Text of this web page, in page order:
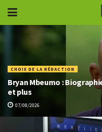
CHOIX DE LA RÉDACTION
Bryan Mbeumo :
et plus
07/08/2026